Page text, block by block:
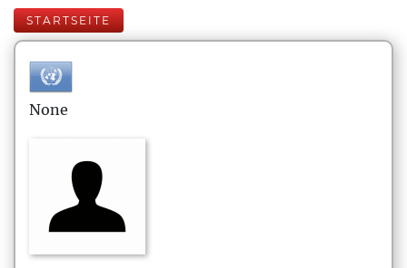
STARTSEITE
None